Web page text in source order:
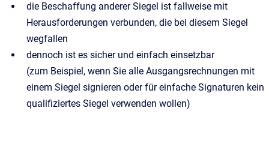
die Beschaffung anderer Siegel ist fallweise mit
Herausforderungen verbunden, die bei diesem Siegel
wegfallen
dennoch ist es sicher und einfach einsetzbar
(zum Beispiel, wenn Sie alle Ausgangsrechnungen mit
einem Siegel signieren oder für einfache Signaturen kein
qualifiziertes Siegel verwenden wollen)